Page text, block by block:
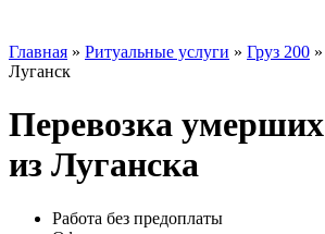
Главная » Ритуальные услуги » Груз 200 »
Луганск
Перевозка умерших
из Луганска
Работа без предоплаты